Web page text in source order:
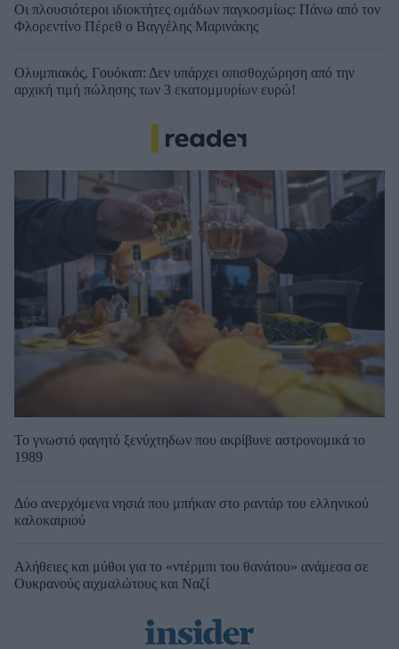
Οι πλουσιότεροι ιδιοκτήτες ομάδων παγκοσμίως: Πάνω από τον
Φλορεντίνο Πέρεθ ο Βαγγέλης Μαρινάκης
Ολυμπιακός, Γουόκαπ: Δεν υπάρχει οπισθοχώρηση από την
αρχική τιμή πώλησης των 3 εκατομμυρίων ευρώ!
Το γνωστό φαγητό ξενύχτηδων που ακρίβυνε αστρονομικά το
1989
Δύο ανερχόμενα νησιά που μπήκαν στο ραντάρ του ελληνικού
καλοκαιριού
Αλήθειες και μύθοι για το «ντέρμπι του θανάτου» ανάμεσα σε
Ουκρανούς αιχμαλώτους και Ναζί